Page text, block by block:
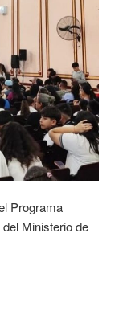
Programa
Ministerio de